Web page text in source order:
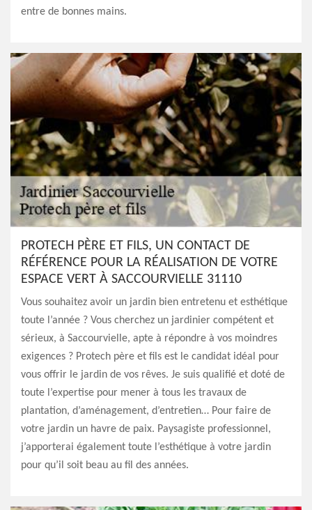
entre de bonnes mains.
PROTECH PÈRE ET FILS, UN CONTACT DE
RÉFÉRENCE POUR LA RÉALISATION DE VOTRE
ESPACE VERT À SACCOURVIELLE 31110
Vous souhaitez avoir un jardin bien entretenu et esthétique
toute l’année ? Vous cherchez un jardinier compétent et
sérieux, à Saccourvielle, apte à répondre à vos moindres
exigences ? Protech père et fils est le candidat idéal pour
vous offrir le jardin de vos rêves. Je suis qualifié et doté de
toute l’expertise pour mener à tous les travaux de
plantation, d’aménagement, d’entretien… Pour faire de
votre jardin un havre de paix. Paysagiste professionnel,
j’apporterai également toute l’esthétique à votre jardin
pour qu’il soit beau au fil des années.